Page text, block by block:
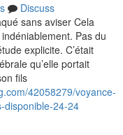
Discuss
sans aviser Cela
Pas du
explicite. C’était
qu’elle portait
fils
42058279/voyance-
disponible-24-24